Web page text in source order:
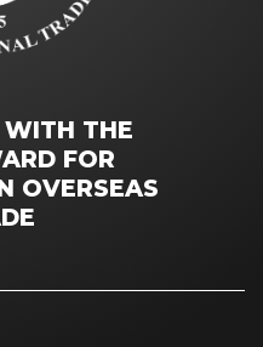
WITH THE
FOR
OVERSEAS